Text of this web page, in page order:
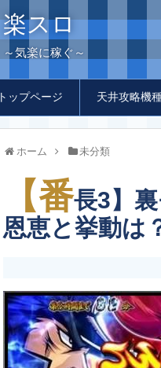
楽スロ
～気楽に稼ぐ～
トップページ 天井攻略機
ホーム 未分類
【番長3】
恩恵と挙動は